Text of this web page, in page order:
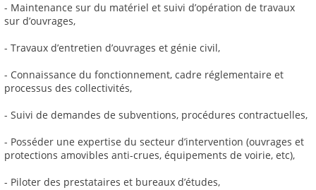
- Maintenance sur du matériel et suivi d’opération de travaux
sur d’ouvrages,
- Travaux d’entretien d’ouvrages et génie civil,
- Connaissance du fonctionnement, cadre réglementaire et
processus des collectivités,
- Suivi de demandes de subventions, procédures contractuelles,
- Posséder une expertise du secteur d’intervention (ouvrages et
protections amovibles anti-crues, équipements de voirie, etc),
- Piloter des prestataires et bureaux d’études,